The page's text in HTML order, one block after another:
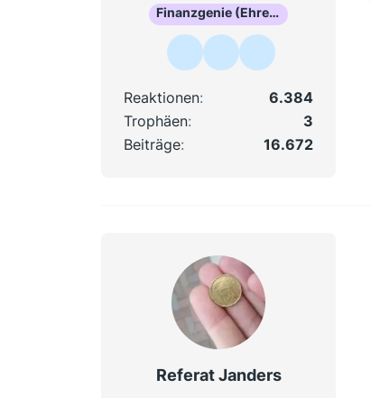
Finanzgenie (Ehrenmitglied)
Reaktionen
6.384
Trophäen
3
Beiträge
16.672
Referat Janders